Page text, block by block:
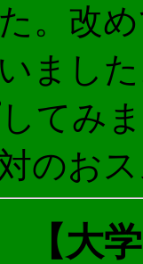
。改
まし
てみ
のお
【大